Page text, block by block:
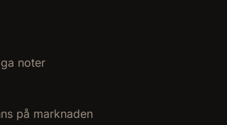
noter
på marknaden